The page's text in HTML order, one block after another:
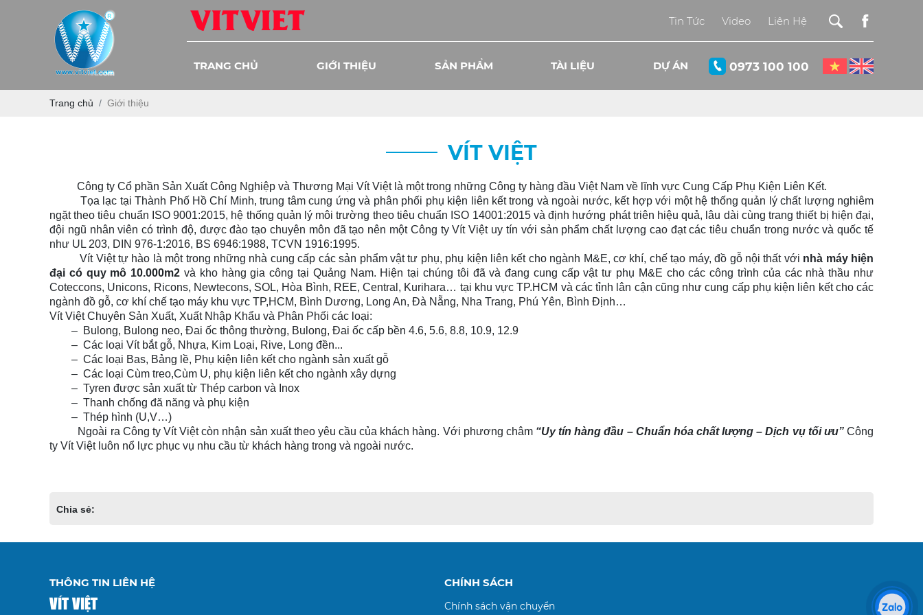
Tin Tức Video Liên Hệ
TRANG CHỦ GIỚI THIỆU SẢN PHẨM TÀI LIỆU DỰ ÁN 0973 100 100
Trang chủ Giới thiệu
VÍT VIỆT
Công ty Cổ phần Sản Xuất Công Nghiệp và Thương Mại Vít Việt là một trong những Công ty hàng đầu Việt Nam về lĩnh vực Cung Cấp Phụ Kiện Liên Kết.
Tọa lạc tại Thành Phố Hồ Chí Minh, trung tâm cung ứng và phân phối phụ kiện liên kết trong và ngoài nước, kết hợp với một hệ thống quản lý chất lượng nghiêm
ngặt theo tiêu chuẩn ISO 9001:2015, hệ thống quản lý môi trường theo tiêu chuẩn ISO 14001:2015 và định hướng phát triên hiệu quả, lâu dài cùng trang thiết bị hiện đại,
đội ngũ nhân viên có trình độ, được đào tạo chuyên môn đã tạo nên một Công ty Vít Việt uy tín với sản phẩm chất lượng cao đạt các tiêu chuẩn trong nước và quốc tế
như UL 203, DIN 976-1:2016, BS 6946:1988, TCVN 1916:1995.
Vít Việt tự hào là một trong những nhà cung cấp các sản phẩm vật tư phụ, phụ kiện liên kết cho ngành M&E, cơ khí, chế tạo máy, đồ gỗ nội thất với nhà máy hiện
đại có quy mô 10.000m2 và kho hàng gia công tại Quảng Nam. Hiện tại chúng tôi đã và đang cung cấp vật tư phụ M&E cho các công trình của các nhà thầu như
Coteccons, Unicons, Ricons, Newtecons, SOL, Hòa Bình, REE, Central, Kurihara… tại khu vực TP.HCM và các tỉnh lân cận cũng như cung cấp phụ kiện liên kết cho các
ngành đồ gỗ, cơ khí chế tạo máy khu vực TP,HCM, Bình Dương, Long An, Đà Nẵng, Nha Trang, Phú Yên, Bình Định…
Vít Việt Chuyên Sản Xuất, Xuất Nhập Khẩu và Phân Phối các loại:
– Bulong, Bulong neo, Đai ốc thông thường, Bulong, Đai ốc cấp bền 4.6, 5.6, 8.8, 10.9, 12.9
– Các loại Vít bắt gỗ, Nhựa, Kim Loại, Rive, Long đền...
– Các loại Bas, Bảng lề, Phụ kiện liên kết cho ngành sản xuất gỗ
– Các loại Cùm treo,Cùm U, phụ kiện liên kết cho ngành xây dựng
– Tyren được sản xuất từ Thép carbon và Inox
– Thanh chống đă năng và phụ kiện
– Thép hình (U,V…)
Ngoài ra Công ty Vít Việt còn nhận sản xuất theo yêu cầu của khách hàng. Với phương châm “Uy tín hàng đầu – Chuẩn hóa chất lượng – Dịch vụ tối ưu”Công
ty Vít Việt luôn nổ lực phục vụ nhu cầu từ khách hàng trong và ngoài nước.
Chia sẻ:
THÔNG TIN LIÊN HỆ
VÍT VIỆT
CHÍNH SÁCH
Chính sách vận chuyển